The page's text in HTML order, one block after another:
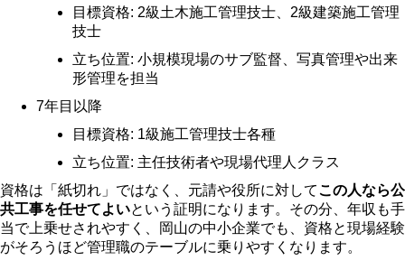
目標資格: 2級土木施工管理技士、2級建築施工管理
技士
立ち位置: 小規模現場のサブ監督、写真管理や出来
形管理を担当
7年目以降
目標資格: 1級施工管理技士各種
立ち位置: 主任技術者や現場代理人クラス
資格は「紙切れ」ではなく、元請や役所に対してこの人なら公
共工事を任せてよいという証明になります。その分、年収も手
当で上乗せされやすく、岡山の中小企業でも、資格と現場経験
がそろうほど管理職のテーブルに乗りやすくなります。